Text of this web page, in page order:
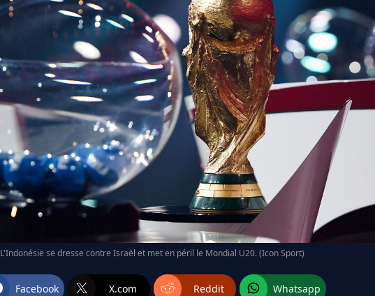
L'Indonésie se dresse contre Israël et met en péril le Mondial U20. (Icon Sport)
Facebook X.com Reddit Whatsapp